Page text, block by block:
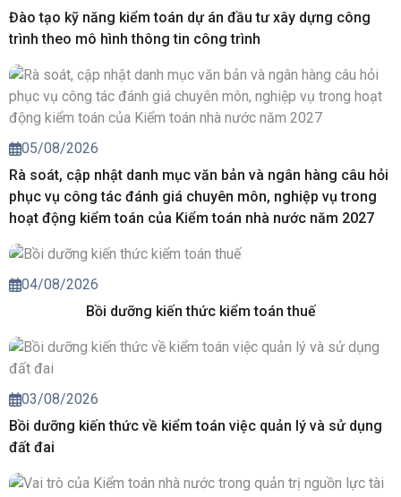
Đào tạo kỹ năng kiểm toán dự án đầu tư xây dựng công
trình theo mô hình thông tin công trình
05/08/2026
Rà soát, cập nhật danh mục văn bản và ngân hàng câu hỏi
phục vụ công tác đánh giá chuyên môn, nghiệp vụ trong
hoạt động kiểm toán của Kiểm toán nhà nước năm 2027
04/08/2026
Bồi dưỡng kiến thức kiểm toán thuế
03/08/2026
Bồi dưỡng kiến thức về kiểm toán việc quản lý và sử dụng
đất đai